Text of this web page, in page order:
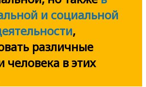
и социальной
,
различные
человека в этих